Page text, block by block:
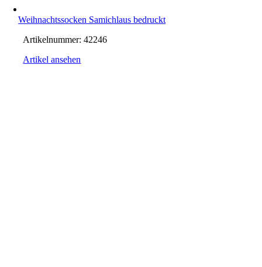
Weihnachtssocken Samichlaus bedruckt
Artikelnummer:42246
Artikel ansehen